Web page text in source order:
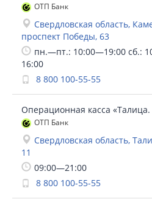
ОТП Банк
Свердловская область,
проспект Победы, 63
пн.—пт.: 10:00—19:00 сб.:
16:00
8 800 100-55-55
Операционная касса «Талица.
ОТП Банк
Свердловская область,
11
09:00—21:00
8 800 100-55-55